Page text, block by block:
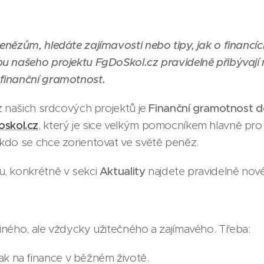
hledáte zajímavosti nebo tipy, jak o
našeho projektu FgDoSkol.cz pravidelně
gramotnost.
našich srdcových projektů je Finanční gramotnost
.cz, který je sice velkým pomocníkem hlavně
se chce zorientovat ve světě peněz.
konkrétně v sekci Aktuality najdete pravidelně
ale vždycky užitečného a zajímavého. Třeba:
na finance v běžném životě.